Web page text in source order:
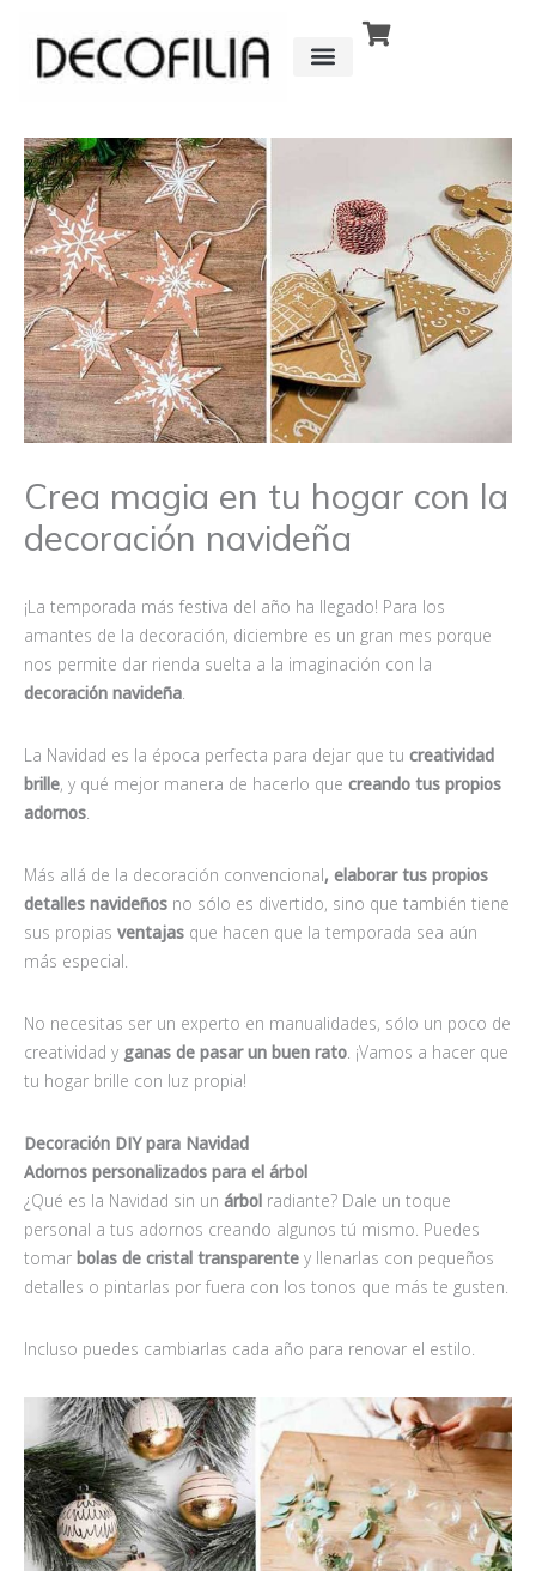
contenido
Crea magia en tu hogar con la
decoración navideña
¡La temporada más festiva del año ha llegado! Para los
amantes de la decoración, diciembre es un gran mes porque
nos permite dar rienda suelta a la imaginación con la
decoración navideña
La Navidad es la época perfecta para dejar que tu creatividad
brille, y qué mejor manera de hacerlo que creando tus propios
adornos
Más allá de la decoración convencional, elaborar tus propios
detalles navideños no sólo es divertido, sino que también tiene
sus propias ventajas que hacen que la temporada sea aún
más especial.
No necesitas ser un experto en manualidades, sólo un poco de
creatividad y ganas de pasar un buen rato. ¡Vamos a hacer que
tu hogar brille con luz propia!
Decoración DIY para Navidad
Adornos personalizados para el árbol
¿Qué es la Navidad sin un árbol radiante? Dale un toque
personal a tus adornos creando algunos tú mismo. Puedes
tomar bolas de cristal transparente y llenarlas con pequeños
detalles o pintarlas por fuera con los tonos que más te gusten.
Incluso puedes cambiarlas cada año para renovar el estilo.